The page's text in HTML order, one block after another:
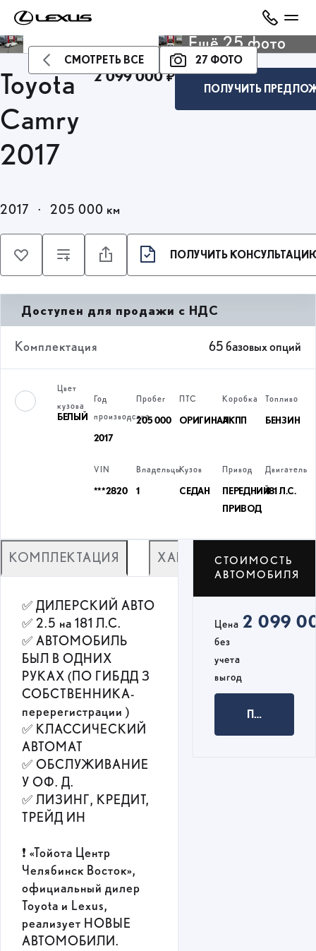
СМОТРЕТЬ ВСЕ 27 ФОТО
Ещё 25 фото
Toyota
Camry
2017
2 099 000 ₽
2017 · 205 000 км
ПОЛУЧИТЬ
ПОЛУЧИТЬ
Доступен для продажи с НДС
Комплектация 65 базовых опций
Цвет
кузова
БЕЛЫЙ
Год
производства
2017
Пробег
205 000
ПТС
ОРИГИНАЛ
Коробка
АКПП
Топливо
БЕНЗИН
VIN
***2820
Владельцы
1
Кузов
СЕДАН
Привод
ПЕРЕДНИЙ
ПРИВОД
Двигатель
181 Л.С.
КОМПЛЕКТАЦИЯ ХАРАКТЕРИСТИКИ
✅ ДИЛЕРСКИЙ АВТО
✅ 2.5 на 181 Л.С.
✅ АВТОМОБИЛЬ
БЫЛ В ОДНИХ
РУКАХ (ПО ГИБДД 3
СОБСТВЕННИКА-
перерегистрации )
✅ КЛАССИЧЕСКИЙ
АВТОМАТ
✅ ОБСЛУЖИВАНИЕ
У ОФ. Д.
✅ ЛИЗИНГ, КРЕДИТ,
ТРЕЙД ИН
❗ «Тойота Центр
Челябинск Восток»,
официальный дилер
Toyota и Lexus,
реализует НОВЫЕ
АВТОМОБИЛИ.
СТОИМОСТЬ
АВТОМОБИЛЯ
Цена
без
учета
выгод
2 099
ПОЛУЧИТЬ